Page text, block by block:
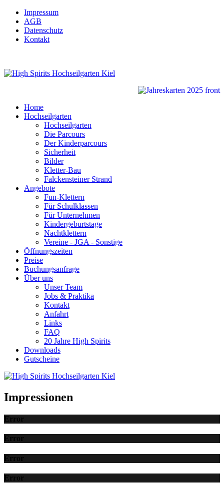
Impressum
AGB
Datenschutz
Kontakt
Home
Hochseilgarten
Hochseilgarten
Die Parcours
Der Kinderparcours
Sicherheit
Bilder
Kletter-Bau
Falckensteiner Strand
Angebote
Fun-Klettern
Für Schulklassen
Für Unternehmen
Kindergeburtstage
Nachtklettern
Vereine - JGA - Sonstige
Öffnungszeiten
Preise
Buchungsanfrage
Über uns
Unser Team
Jobs & Praktika
Kontakt
Anfahrt
Links
FAQ
20 Jahre High Spirits
Downloads
Gutscheine
Impressionen
Error
Error
Error
Error